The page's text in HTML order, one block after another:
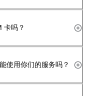
卡吗？
使用你们的服务吗？